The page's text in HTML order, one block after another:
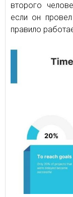
второго
если он
правило